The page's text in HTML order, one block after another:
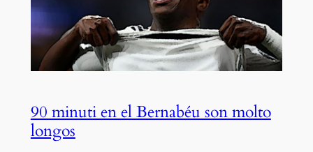
90 minuti en el Bernabéu son molto
longos